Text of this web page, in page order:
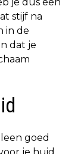
stijf na
in de
dat je
goed